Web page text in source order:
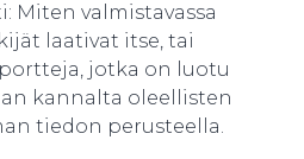
Miten valmistavassa
laativat itse, tai
jotka on luotu
kannalta oleellisten
tiedon perusteella.